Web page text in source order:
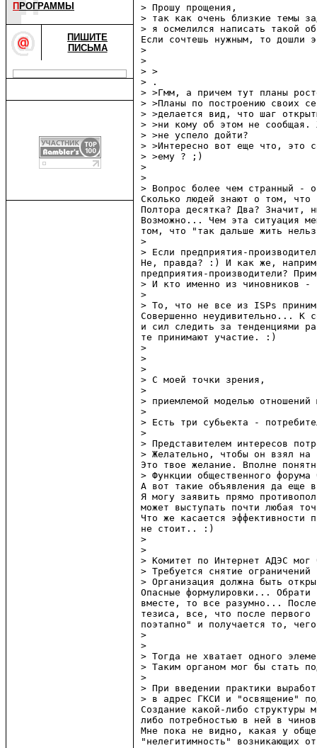
П РОГРАММЫ
ПИШИТЕ
ПИСЬМА
> Прошу прощения,
> так как очень близкие темы
> я осмелился написать такой
Если сочтешь нужным, то дошли
>
>
> >
> .
> >Гмм, а причем тут планы
> >Планы по построению своих
> >делается вид, что шаг
> >ни кому об этом не сообщая.
> >не успело дойти?
> >Интересно вот еще что, это
> >ему ? ;)
>
>
> Вопрос более чем странный -
Сколько людей знают о том, что
Полтора десятка? Два? Значит,
Возможно... Чем эта ситуация
том, что "так дальше жить
>
> Если предприятия-
Не, правда? :) И как же,
предприятия-производители?
> И кто именно из чиновников -
>
> То, что не все из ISPs
Совершенно неудивительно... К
и сил следить за тенденциями
те принимают участие. :)
>
>
>
> С моей точки зрения,
>
> приемлемой моделью
>
> Есть три субьекта -
>
> Представителем интересов
> Желательно, чтобы он взял на
Это твое желание. Вполне
> Функции общественного
А вот такие объявления да еще
Я могу заявить прямо
может выступать почти любая
Что же касается эффективности
не стоит.. :)
>
>
> Комитет по Интернет АДЭС мог
> Требуется снятие
> Организация должна быть
Опасные формулировки... Обрати
вместе, то все разумно...
тезиса, все, что после первого
поэтапно" и получается то,
>
>
> Тогда не хватает одного
> Таким органом мог бы стать
>
> При введении практики
> в адрес ГКСИ и "освящение"
Создание какой-либо структуры
либо потребностью в ней в
Мне пока не видно, какая у
"нелегитимность" возникающих